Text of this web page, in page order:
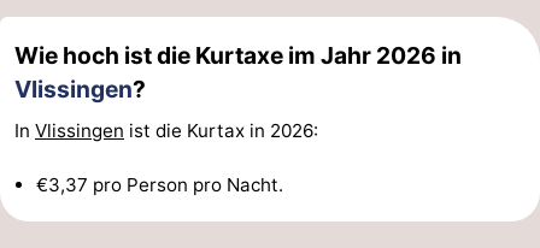
Radfahren
-
Wandern
-
Reiten
-
Wie hoch ist die Kurtaxe im Jahr 2026 in
Vlissingen?
In Vlissingen ist die Kurtax in 2026:
€3,37 pro Person pro Nacht.